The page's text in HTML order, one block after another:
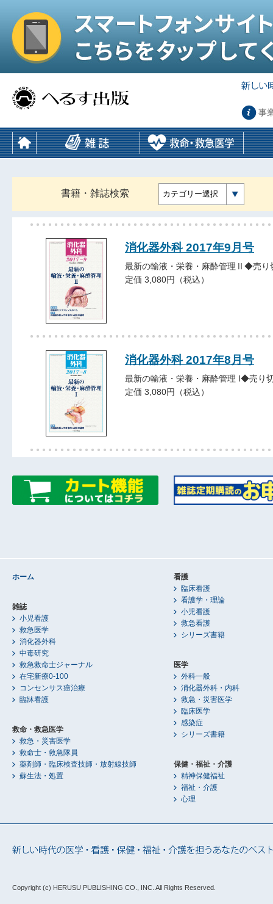
事
書籍・雑誌検索 カテゴリー選択
消化器外科 2017年9月号
最新の輸液・栄養・麻酔管理Ⅱ◆売
定価 3,080円（税込）
消化器外科 2017年8月号
最新の輸液・栄養・麻酔管理 I◆売り
定価 3,080円（税込）
ホーム
雑誌
小児看護
救急医学
消化器外科
中毒研究
救急救命士ジャーナル
在宅新療0-100
コンセンサス癌治療
臨牀看護
救命・救急医学
救急・災害医学
救命士・救急隊員
薬剤師・臨床検査技師・放射線技師
蘇生法・処置
看護
臨床看護
看護学・理論
小児看護
救急看護
シリーズ書籍
医学
外科一般
消化器外科・内科
救急・災害医学
臨床医学
感染症
シリーズ書籍
保健・福祉・介護
精神保健福祉
福祉・介護
心理
Copyright (c) HERUSU PUBLISHING CO., INC. All Rights Reserved.